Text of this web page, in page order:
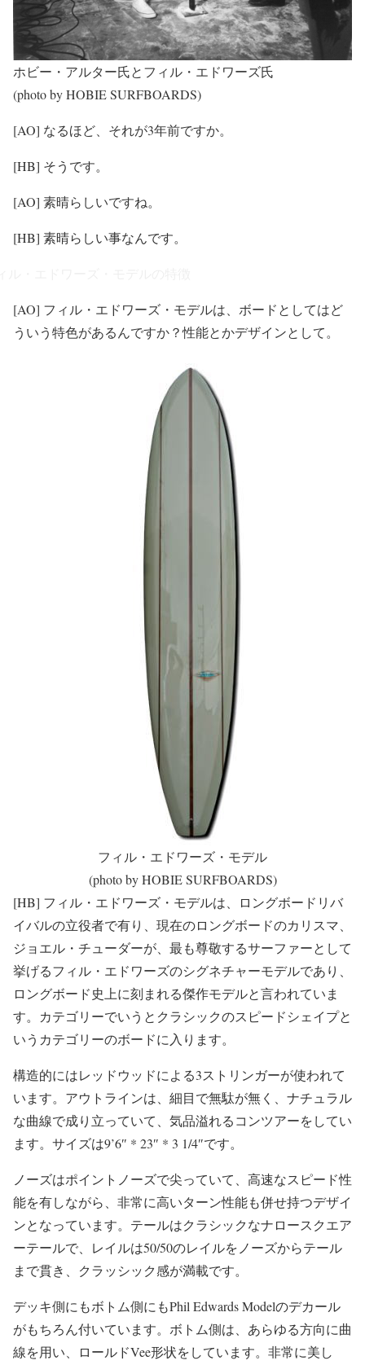
ホビー・アルター氏とフィル・エドワーズ氏
(photo by HOBIE SURFBOARDS)
[AO] なるほど、それが3年前ですか。
[HB] そうです。
[AO] 素晴らしいですね。
[HB] 素晴らしい事なんです。
[AO] フィル・エドワーズ・モデルは、ボードとしてはど
ういう特色があるんですか？性能とかデザインとして。
フィル・エドワーズ・モデル
(photo by HOBIE SURFBOARDS)
[HB] フィル・エドワーズ・モデルは、ロングボードリバ
イバルの立役者で有り、現在のロングボードのカリスマ、
ジョエル・チューダーが、最も尊敬するサーファーとして
挙げるフィル・エドワーズのシグネチャーモデルであり、
ロングボード史上に刻まれる傑作モデルと言われていま
す。カテゴリーでいうとクラシックのスピードシェイプと
いうカテゴリーのボードに入ります。
構造的にはレッドウッドによる3ストリンガーが使われて
います。アウトラインは、細目で無駄が無く、ナチュラル
な曲線で成り立っていて、気品溢れるコンツアーをしてい
ます。サイズは9’6″ * 23″ * 3 1/4″です。
ノーズはポイントノーズで尖っていて、高速なスピード性
能を有しながら、非常に高いターン性能も併せ持つデザイ
ンとなっています。テールはクラシックなナロースクエア
ーテールで、レイルは50/50のレイルをノーズからテール
まで貫き、クラッシック感が満載です。
デッキ側にもボトム側にもPhil Edwards Modelのデカール
がもちろん付いています。ボトム側は、あらゆる方向に曲
線を用い、ロールドVee形状をしています。非常に美し